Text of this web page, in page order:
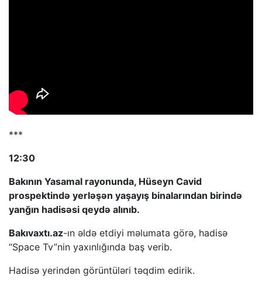
***
12:30
Bakının Yasamal rayonunda, Hüseyn Cavid
prospektində yerləşən yaşayış binalarından birində
yanğın hadisəsi qeydə alınıb.
Bakıvaxtı.az-ın əldə etdiyi məlumata görə, hadisə
“Space Tv”nin yaxınlığında baş verib.
Hadisə yerindən görüntüləri təqdim edirik.